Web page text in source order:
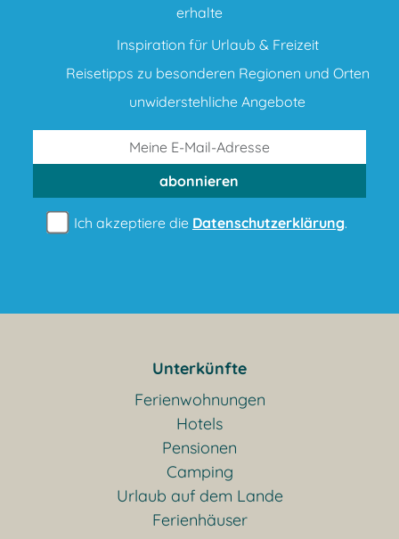
erhalte
Inspiration für Urlaub & Freizeit
Reisetipps zu besonderen Regionen und Orten
unwiderstehliche Angebote
abonnieren
Ich akzeptiere die Datenschutzerklärung.
Unterkünfte
Ferienwohnungen
Hotels
Pensionen
Camping
Urlaub auf dem Lande
Ferienhäuser